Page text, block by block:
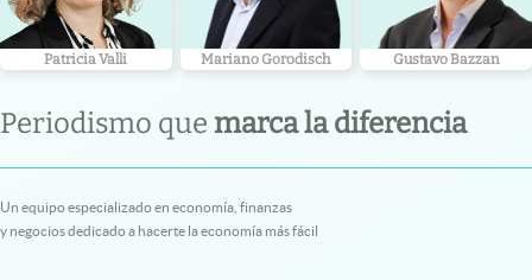
Patricia Valli Mariano Gorodisch Gustavo Bazzan
Periodismo que marca la diferencia
Un equipo especializado en economía, finanzas
y negocios dedicado a hacerte la economía más fácil